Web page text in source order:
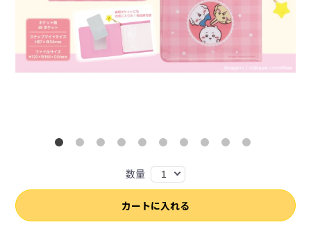
数量 1
カートに入れる